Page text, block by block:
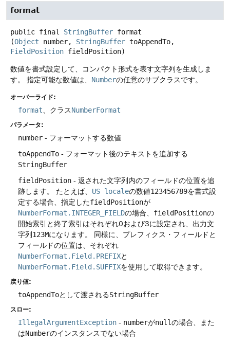
format
public final StringBuffer format
(Object number, StringBuffer
FieldPosition fieldPosition)
数値を書式設定して、コンパクト形式を表す文字列を生成しま
す。
指定可能な数値は、 Numberの任意のサブクラスです。
オーバーライド:
format 、クラスNumberFormat
パラメータ:
number - フォーマットする数値
toAppendTo - フォーマット後のテキストを追加する
StringBuffer
fieldPosition - 返された文字列内のフィールドの位置を追
跡します。
たとえば、 US localeの数値123456789を書式設
定する場合、指定したfieldPositionが
NumberFormat.INTEGER_FIELDの場合、 fieldPositionの
開始索引と終了索引はそれぞれ0および3に設定され、出力文
字列123Mになります。
同様に、プレフィクス・フィールドと
フィールドの位置は、それぞれ
NumberFormat.Field.PREFIXと
NumberFormat.Field.SUFFIXを使用して取得できます。
戻り値:
toAppendToとして渡されるStringBuffer
スロー:
IllegalArgumentException - numberがnullの場合、また
はNumberのインスタンスでない場合